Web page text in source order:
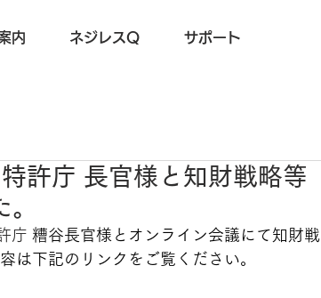
内 ネジレスQ サポート
許庁 長官様と知財戦略等
庁 糟谷長官様とオンライン会議にて知財戦
は下記のリンクをご覧ください。